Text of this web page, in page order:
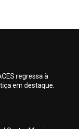
regressa à
em destaque.